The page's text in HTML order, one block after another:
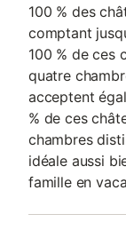
100 % des
comptant
100 % de ces
quatre
acceptent
% de ces
chambres
idéale aussi
famille en